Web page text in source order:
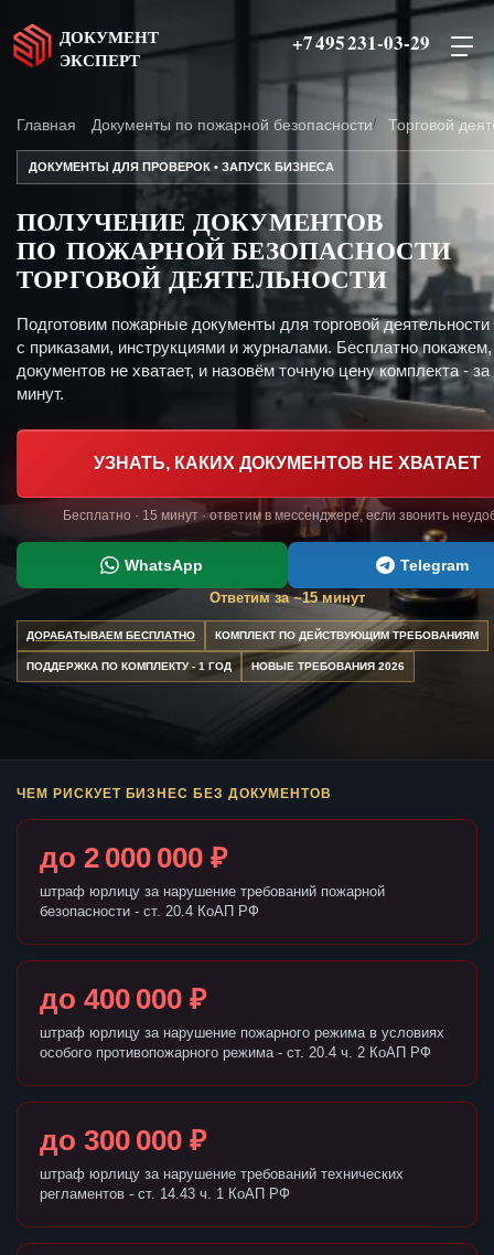
ДОКУМЕНТ
ЭКСПЕРТ
+7 495 231-03-29
Главная Документы по пожарной безопасности Торговой
ДОКУМЕНТЫ ДЛЯ ПРОВЕРОК • ЗАПУСК БИЗНЕСА
ПОЛУЧЕНИЕ ДОКУМЕНТОВ
ПО ПОЖАРНОЙ БЕЗОПАСНОСТИ
ТОРГОВОЙ ДЕЯТЕЛЬНОСТИ
Подготовим пожарные документы для торговой деятельности
с приказами, инструкциями и журналами. Бесплатно покажем,
документов не хватает, и назовём точную цену комплекта - за
минут.
УЗНАТЬ, КАКИХ ДОКУМЕНТОВ НЕ ХВАТАЕТ
Бесплатно · 15 минут · ответим в мессенджере, если звонить
WhatsApp Telegram
Ответим за ~15 минут
ДОРАБАТЫВАЕМ БЕСПЛАТНО КОМПЛЕКТ ПО ДЕЙСТВУЮЩИМ ТРЕБОВАНИЯМ
ПОДДЕРЖКА ПО КОМПЛЕКТУ - 1 ГОД НОВЫЕ ТРЕБОВАНИЯ 2026
ЧЕМ РИСКУЕТ БИЗНЕС БЕЗ ДОКУМЕНТОВ
до 2 000 000 ₽
штраф юрлицу за нарушение требований пожарной
безопасности - ст. 20.4 КоАП РФ
до 400 000 ₽
штраф юрлицу за нарушение пожарного режима в условиях
особого противопожарного режима - ст. 20.4 ч. 2 КоАП РФ
до 300 000 ₽
штраф юрлицу за нарушение требований технических
регламентов - ст. 14.43 ч. 1 КоАП РФ